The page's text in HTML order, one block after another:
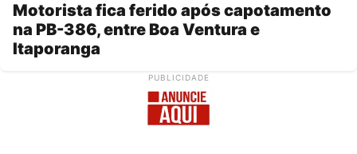
Motorista fica ferido após capotamento
na PB-386, entre Boa Ventura e
Itaporanga
PUBLICIDADE